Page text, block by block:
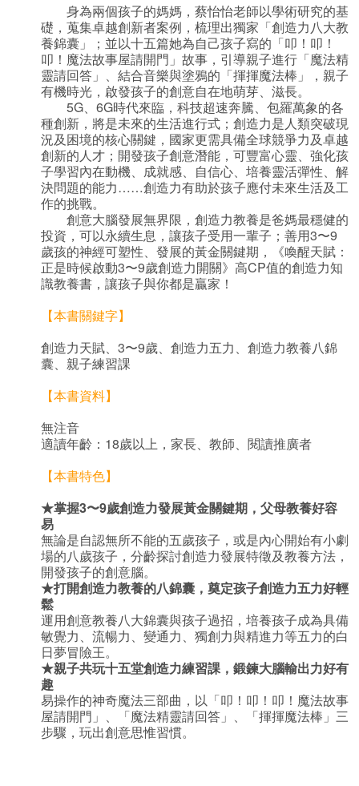
身為兩個孩子的媽媽，蔡怡怡老師以學術研究的基
礎，蒐集卓越創新者案例，梳理出獨家「創造力八大教
養錦囊」；並以十五篇她為自己孩子寫的「叩！叩！
叩！魔法故事屋請開門」故事，引導親子進行「魔法精
靈請回答」、結合音樂與塗鴉的「揮揮魔法棒」，親子
有機時光，啟發孩子的創意自在地萌芽、滋長。
5G、6G時代來臨，科技超速奔騰、包羅萬象的各
種創新，將是未來的生活進行式；創造力是人類突破現
況及困境的核心關鍵，國家更需具備全球競爭力及卓越
創新的人才；開發孩子創意潛能，可豐富心靈、強化孩
子學習內在動機、成就感、自信心、培養靈活彈性、解
決問題的能力……創造力有助於孩子應付未來生活及工
作的挑戰。
創意大腦發展無界限，創造力教養是爸媽最穩健的
投資，可以永續生息，讓孩子受用一輩子；善用3〜9
歲孩的神經可塑性、發展的黃金關鍵期，《喚醒天賦：
正是時候啟動3〜9歲創造力開關》高CP值的創造力知
識教養書，讓孩子與你都是贏家！
【本書關鍵字】
創造力天賦、3〜9歲、創造力五力、創造力教養八錦
囊、親子練習課
【本書資料】
無注音
適讀年齡：18歲以上，家長、教師、閱讀推廣者
【本書特色】
★掌握3〜9歲創造力發展黃金關鍵期，父母教養好容
易
無論是自認無所不能的五歲孩子，或是內心開始有小劇
場的八歲孩子，分齡探討創造力發展特徵及教養方法，
開發孩子的創意腦。
★打開創造力教養的八錦囊，奠定孩子創造力五力好輕
鬆
運用創意教養八大錦囊與孩子過招，培養孩子成為具備
敏覺力、流暢力、變通力、獨創力與精進力等五力的白
日夢冒險王。
★親子共玩十五堂創造力練習課，鍛鍊大腦輸出力好有
趣
易操作的神奇魔法三部曲，以「叩！叩！叩！魔法故事
屋請開門」、「魔法精靈請回答」、「揮揮魔法棒」三
步驟，玩出創意思惟習慣。